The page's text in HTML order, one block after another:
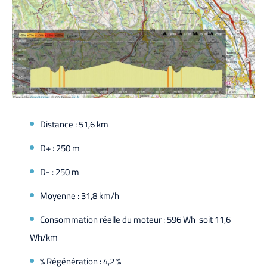
Distance : 51,6 km
D+ : 250 m
D- : 250 m
Moyenne : 31,8 km/h
Consommation réelle du moteur : 596 Wh soit 11,6
Wh/km
% Régénération : 4,2 %